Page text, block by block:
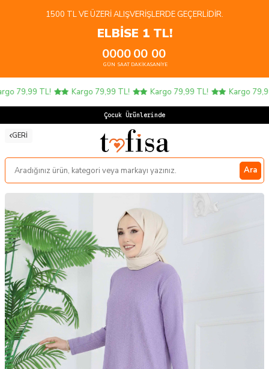
1500 TL VE ÜZERI ALIŞVERIŞLERDE GEÇERLIDIR.
ELBİSE 1 TL!
00
GÜN
00
SAAT
00
DAKIKA
00
SANIYE
79,99 TL! Kargo 79,99 TL! Kargo 79,99 TL! Kargo 79,99
Çocuk Ürünlerinde 4
GERI
Ara